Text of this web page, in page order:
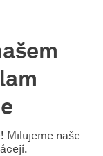
Milujeme naše